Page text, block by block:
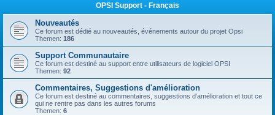
OPSI Support - Français
Nouveautés
Ce forum est dédié au nouveautés, événements autour du projet Opsi
Themen: 186
Support Communautaire
Ce forum est destiné au support entre utilisateurs de logiciel OPSI
Themen: 92
Commentaires, Suggestions d'amélioration
Ce forum est destiné au commentaires, suggestions d'amélioration et tout ce
qui ne rentre pas dans les autres forums
Themen: 6